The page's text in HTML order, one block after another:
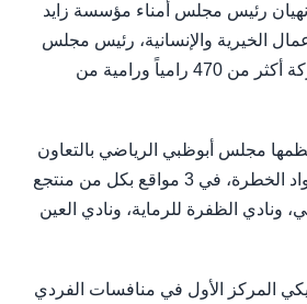
نهيان رئيس مجلس أمناء مؤسسة زايد
الخيرية والإنسانية، رئيس مجلس
أبوظبي الرياضي بمشاركة أكثر من 470 رامياً ورامية من
مجلس أبوظبي الرياضي بالتعاون
مع مكتب الأسلحة والمواد الخطرة، في 3 مواقع بكل من منتجع
ونادي الظفرة للرماية، ونادي العين
المركز الأول في منافسات الفردي